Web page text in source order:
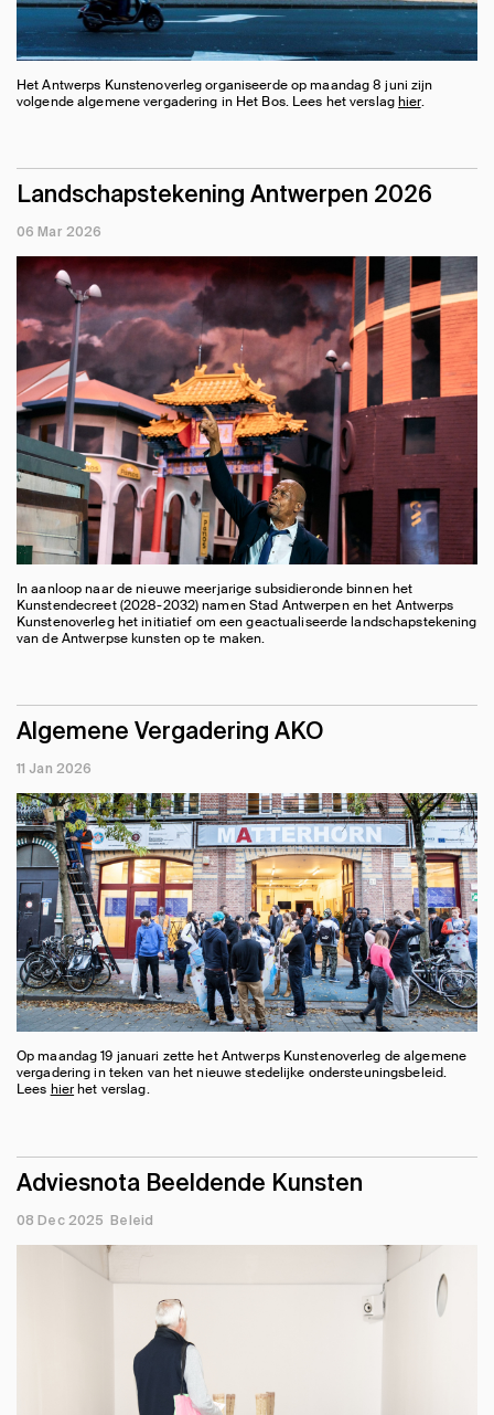
Het Antwerps Kunstenoverleg organiseerde op maandag 8 juni zijn
volgende algemene vergadering in Het Bos. Lees het verslaghier.
Landschapstekening Antwerpen 2026
06 Mar 2026
In aanloop naar de nieuwe meerjarige subsidieronde binnen het
Kunstendecreet (2028-2032) namen Stad Antwerpen en het Antwerps
Kunstenoverleg het initiatief om een geactualiseerde landschapstekening
van de Antwerpse kunsten op te maken.
Algemene Vergadering AKO
11 Jan 2026
Op maandag 19 januari zette het Antwerps Kunstenoverleg de algemene
vergadering in teken van het nieuwe stedelijke ondersteuningsbeleid.
Lees hierhet verslag.
Adviesnota Beeldende Kunsten
08 Dec 2025 Beleid